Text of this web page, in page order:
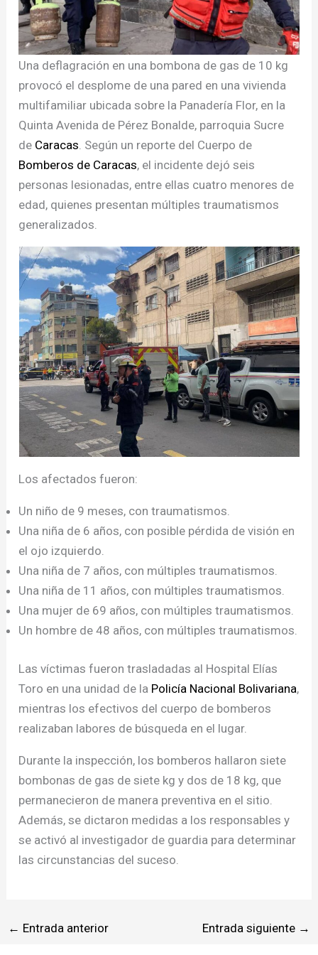
Una deflagración en una bombona de gas de 10 kg
provocó el desplome de una pared en una vivienda
multifamiliar ubicada sobre la Panadería Flor, en la
Quinta Avenida de Pérez Bonalde, parroquia Sucre
de Caracas. Según un reporte del Cuerpo de
Bomberos de Caracas, el incidente dejó seis
personas lesionadas, entre ellas cuatro menores de
edad, quienes presentan múltiples traumatismos
generalizados.
Los afectados fueron:
Un niño de 9 meses, con traumatismos.
Una niña de 6 años, con posible pérdida de visión en
el ojo izquierdo.
Una niña de 7 años, con múltiples traumatismos.
Una niña de 11 años, con múltiples traumatismos.
Una mujer de 69 años, con múltiples traumatismos.
Un hombre de 48 años, con múltiples traumatismos.
Las víctimas fueron trasladadas al Hospital Elías
Toro en una unidad de la Policía Nacional Bolivariana,
mientras los efectivos del cuerpo de bomberos
realizaban labores de búsqueda en el lugar.
Durante la inspección, los bomberos hallaron siete
bombonas de gas de siete kg y dos de 18 kg, que
permanecieron de manera preventiva en el sitio.
Además, se dictaron medidas a los responsables y
se activó al investigador de guardia para determinar
las circunstancias del suceso.
← Entrada anterior Entrada siguiente →